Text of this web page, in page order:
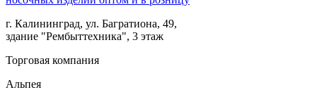
г. Калининград, ул. Багратиона, 49,
здание "Рембыттехника", 3 этаж
Торговая компания
Альпея